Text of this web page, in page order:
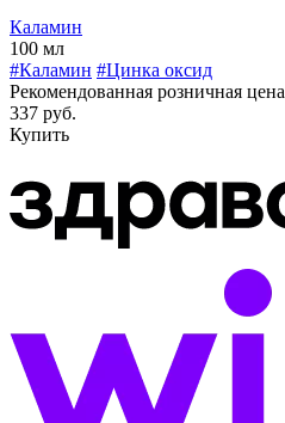
Каламин
100 мл
#Каламин #Цинка оксид
Рекомендованная розничная цена
337 руб.
Купить